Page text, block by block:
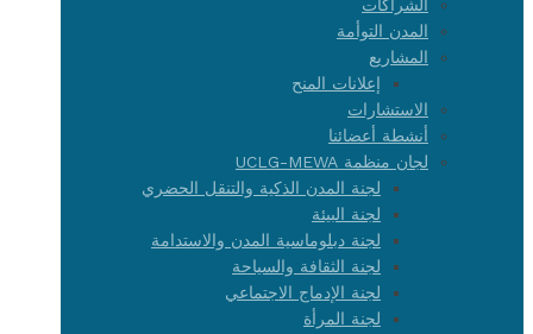
الشراكات
المدن التوأمة
المشاريع
إعلانات المنح
الاستشارات
أنشطة أعضائنا
لجان منظمة UCLG-MEWA
لجنة المدن الذكية والتنقل الحضري
لجنة البيئة
لجنة دبلوماسية المدن والاستدامة
لجنة الثقافة والسياحة
لجنة الإدماج الاجتماعي
لجنة المرأة